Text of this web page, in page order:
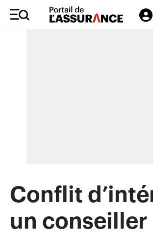
Merci à nos annonceurs
Conflit
un conseiller